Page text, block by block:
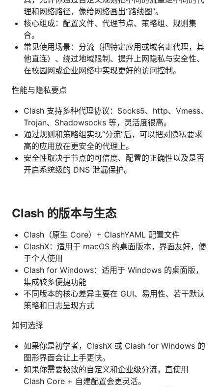
理和网络路径，像给网络画出“路线图”。
核心组成：配置文件、代理节点、策略组、规则集
合。
常见使用场景：分流（把特定应用或域名走代理，其
他直连）、绕过地域限制、提升上网隐私与安全性、
在校园网或企业网络中实现更好的访问控制。
性能与隐私要点
Clash 支持多种代理协议：Socks5、http、Vmess、
Trojan、Shadowsocks 等，灵活度很高。
通过规则和策略组实现“分流”后，可以把对隐私要求
高的应用放在更安全的代理上。
安全性取决于节点的可信度、配置的正确性以及是否
开启系统级的 DNS 泄漏保护。
Clash 的版本与生态
Clash（原生 Core）+ ClashYAML 配置文件
ClashX：适用于 macOS 的桌面版本，界面友好，便
于个人使用
Clash for Windows：适用于 Windows 的桌面版，
集成较多便捷功能
不同版本的核心差异主要在 GUI、易用性、若干默认
策略和日志呈现方式
如何选择
如果你是初学者，ClashX 或 Clash for Windows 的
图形界面会让上手更快。
如果你需要极致的自定义和企业级分流，直使用
Clash Core + 自建配置会更灵活。